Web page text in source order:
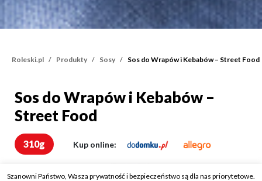
Roleski.pl Produkty Sosy Sos do Wrapów i Kebabów – Street Food
Sos do Wrapów i
Sos do Wrapów i Kebabów –
Street Food
310g Kup online:
Szanowni Państwo, Wasza prywatność i bezpieczeństwo są dla nas priorytetowe.